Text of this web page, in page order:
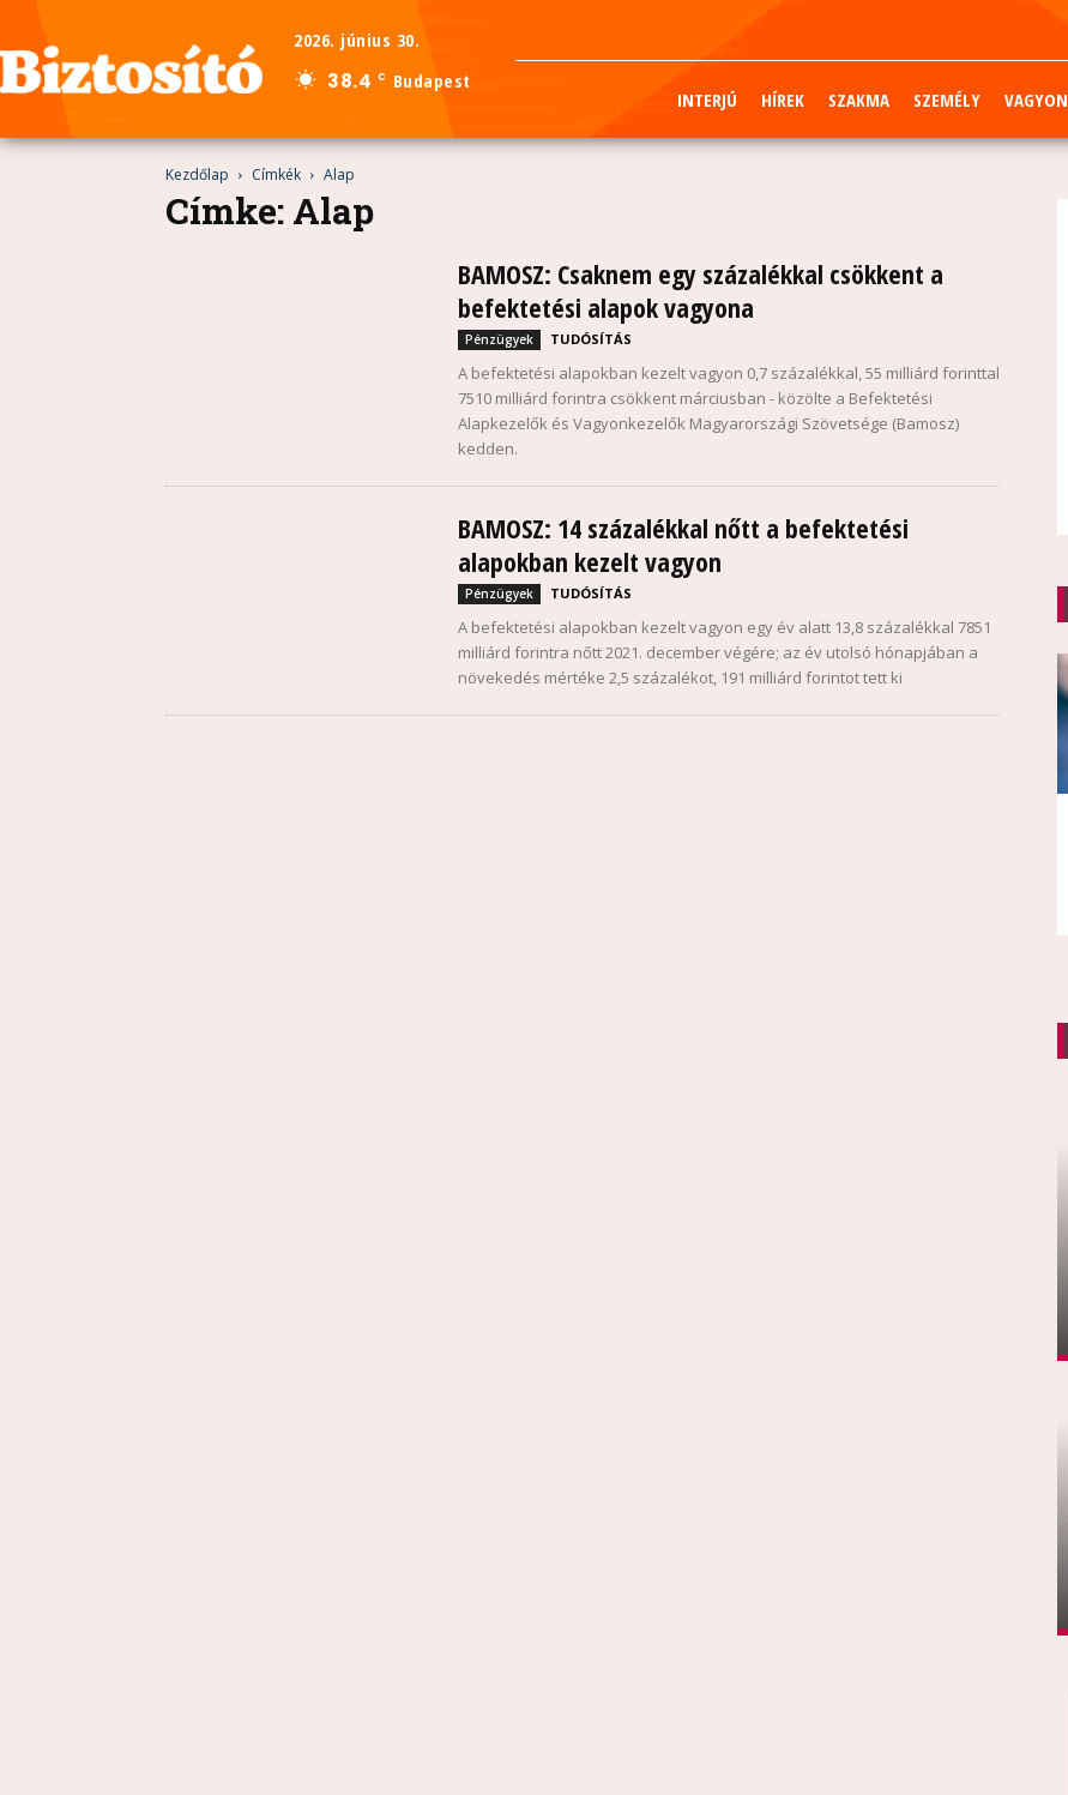
2026. június 30.
38.4 C Budapest
INTERJÚ HÍREK SZAKMA SZEMÉLY VAGYON
Kezdőlap Címkék Alap
Címke: Alap
BAMOSZ: Csaknem egy százalékkal csökkent a
befektetési alapok vagyona
Pénzügyek TUDÓSÍTÁS
A befektetési alapokban kezelt vagyon 0,7 százalékkal, 55 milliárd forinttal
7510 milliárd forintra csökkent márciusban - közölte a Befektetési
Alapkezelők és Vagyonkezelők Magyarországi Szövetsége (Bamosz)
kedden.
BAMOSZ: 14 százalékkal nőtt a befektetési
alapokban kezelt vagyon
Pénzügyek TUDÓSÍTÁS
A befektetési alapokban kezelt vagyon egy év alatt 13,8 százalékkal 7851
milliárd forintra nőtt 2021. december végére; az év utolsó hónapjában a
növekedés mértéke 2,5 százalékot, 191 milliárd forintot tett ki